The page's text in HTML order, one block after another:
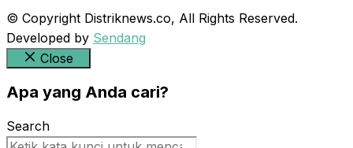
© Copyright Distriknews.co, All Rights Reserved.
Developed by Sendang
Close
Apa yang Anda cari?
Search